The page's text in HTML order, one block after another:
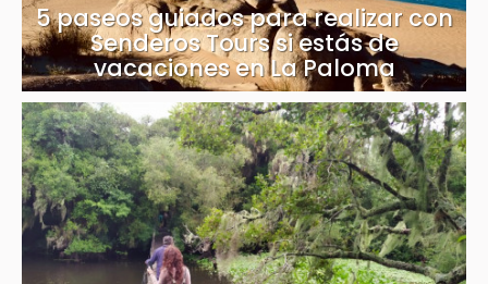
5 paseos guiados para realizar con
Senderos Tours si estás de
vacaciones en La Paloma